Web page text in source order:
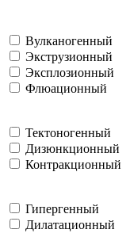
Вулканогенный
Экструзионный
Эксплозионный
Флюационный
Тектоногенный
Дизюнкционный
Контракционный
Гипергенный
Дилатационный